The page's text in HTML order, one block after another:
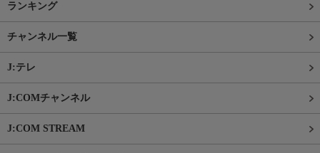
ランキング
チャンネル一覧
J:テレ
J:COMチャンネル
J:COM STREAM